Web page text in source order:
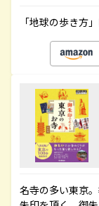
「地球の歩き方
名寺の多い東京